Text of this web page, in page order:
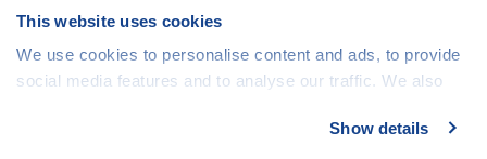
This website uses cookies
We use cookies to personalise content and ads, to provide
social media features and to analyse our traffic. We also
media, advertising and analytics partners who may
Show details
Odebírejte newslettery
Mapa webu |Kariéra
Osobní údaje|Cookies